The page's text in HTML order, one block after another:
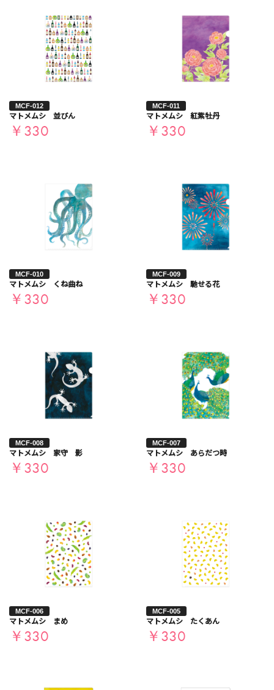
MCF-012
マトメムシ 並びん
￥330
MCF-011
マトメムシ 紅紫牡丹
￥330
MCF-010
マトメムシ くね曲ね
￥330
MCF-009
マトメムシ 馳せる花
￥330
MCF-008
マトメムシ 家守 影
￥330
MCF-007
マトメムシ あらだつ時
￥330
MCF-006
マトメムシ まめ
￥330
MCF-005
マトメムシ たくあん
￥330